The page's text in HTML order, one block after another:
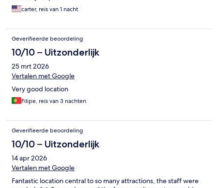
carter, reis van 1 nacht
Geverifieerde beoordeling
10/10 – Uitzonderlijk
25 mrt 2026
Vertalen met Google
Very good location
Filipe, reis van 3 nachten
Geverifieerde beoordeling
10/10 – Uitzonderlijk
14 apr 2026
Vertalen met Google
Fantastic location central to so many attractions, the staff were